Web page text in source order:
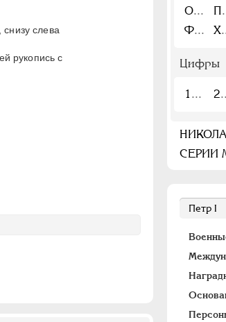
слева
рукопись с
О
П
Ф
Х
Цифры
1 2
СЕРИИ